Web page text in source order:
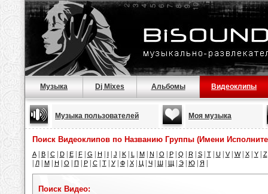
Музыка Dj Mixes Альбомы Видеоклипы
Музыка пользователей Моя музыка
Поиск Видеоклипов по Названию Группы (Имени
A| B| C| D| E| F| G H I J K| L | M| N O P| Q R| S| T| U| V| W| X| Y| Z
Л| М| Н О П Р| С| Т| У| Ф| Х| Ц| Ч| Ш| Щ| Э| Ю| Я
Поиск Видео: